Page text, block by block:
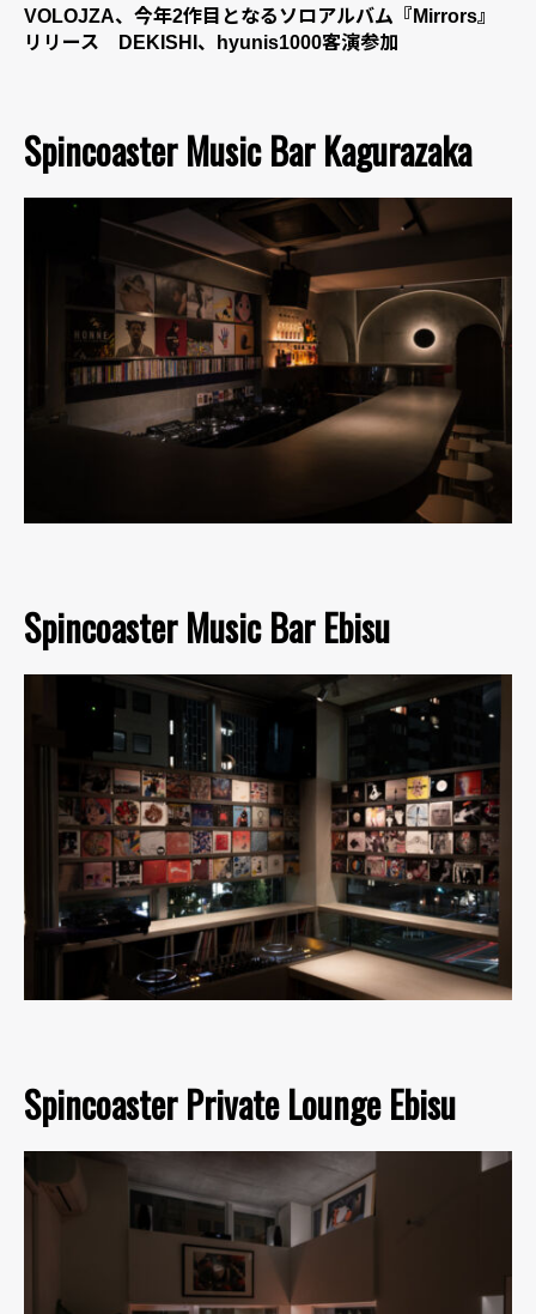
VOLOJZA、今年2作目となるソロアルバム『Mirrors』
リリース DEKISHI、hyunis1000客演参加
Spincoaster Music Bar Kagurazaka
Spincoaster Music Bar Ebisu
Spincoaster Private Lounge Ebisu